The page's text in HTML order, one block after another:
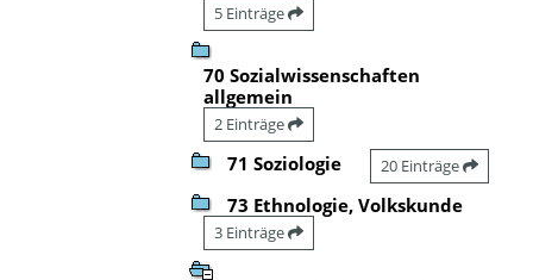
5 Einträge
70 Sozialwissenschaften
allgemein
2 Einträge
71 Soziologie 20 Einträge
73 Ethnologie, Volkskunde
3 Einträge